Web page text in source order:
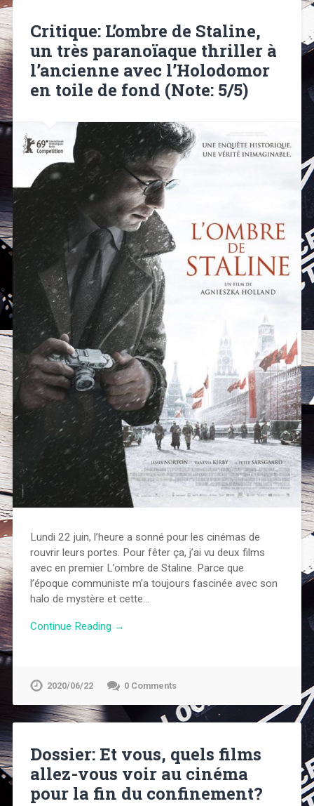
Critique: L’ombre de Staline,
un très paranoïaque thriller à
l’ancienne avec l’Holodomor
en toile de fond (Note: 5/5)
Lundi 22 juin, l’heure a sonné pour les cinémas de
rouvrir leurs portes. Pour fêter ça, j’ai vu deux films
avec en premier L’ombre de Staline. Parce que
l’époque communiste m’a toujours fascinée avec son
halo de mystère et cette…
Continue Reading →
2020/06/22 0 Comments
Dossier: Et vous, quels films
allez-vous voir au cinéma
pour la fin du confinement?